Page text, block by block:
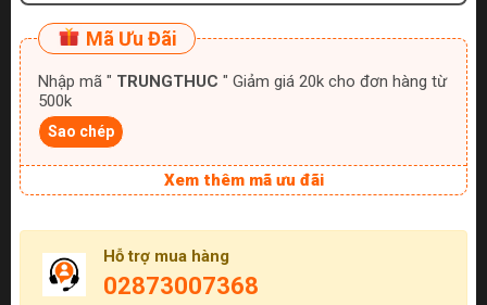
Mã Ưu Đãi
Nhập mã " TRUNGTHUC " Giảm giá 20k cho đơn hàng từ
500k
Sao chép
Xem thêm mã ưu đãi
Hỗ trợ mua hàng
02873007368